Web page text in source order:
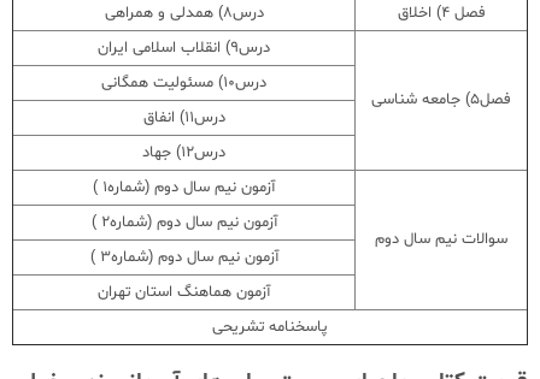
فصل 4) اخلاق
درس8) همدلی و همراهی
فصل5) جامعه شناسی
درس9) انقلاب اسلامی ایران
درس10) مسئولیت همگانی
درس11) انفاق
درس12) جهاد
سوالات نیم سال دوم
آزمون نیم سال دوم (شماره1 )
آزمون نیم سال دوم (شماره2 )
آزمون نیم سال دوم (شماره3 )
آزمون هماهنگ استان تهران
پاسخنامه تشریحی